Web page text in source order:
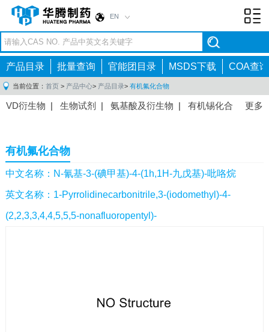
EN
产品目录 批量查询 官能团目录 MSDS下载 COA查询
当前位置： 首页 > 产品中心> 产品目录> 有机氟化合物
更多
VD衍生物 | 生物试剂 | 氨基酸及衍生物 | 有机锡化合
间体|抗高血压药物中间体
感染药物中间体|
体 |抗精神病药物中间体 |抗炎药物中间体 |精选原料
药中间体|其他原料药中间体|
有机氟化合物
中文名称：N-氰基-3-(碘甲基)-4-(1h,1H-九戊基)-吡咯烷
英文名称：1-Pyrrolidinecarbonitrile,3-(iodomethyl)-4-
(2,2,3,3,4,4,5,5,5-nonafluoropentyl)-